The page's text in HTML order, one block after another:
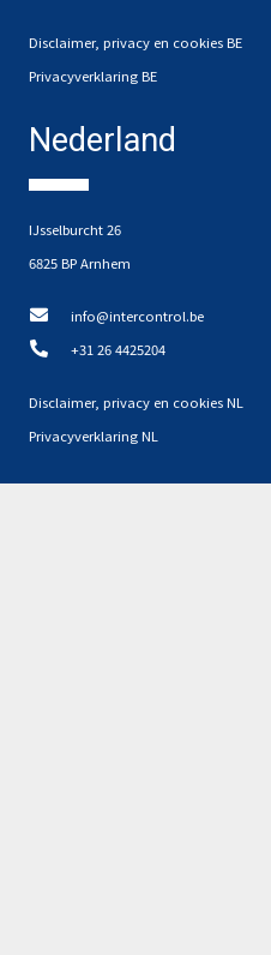
Disclaimer, privacy en cookies BE
Privacyverklaring BE
Nederland
IJsselburcht 26
6825 BP Arnhem
info@intercontrol.be
+31 26 4425204
Disclaimer, privacy en cookies NL
Privacyverklaring NL